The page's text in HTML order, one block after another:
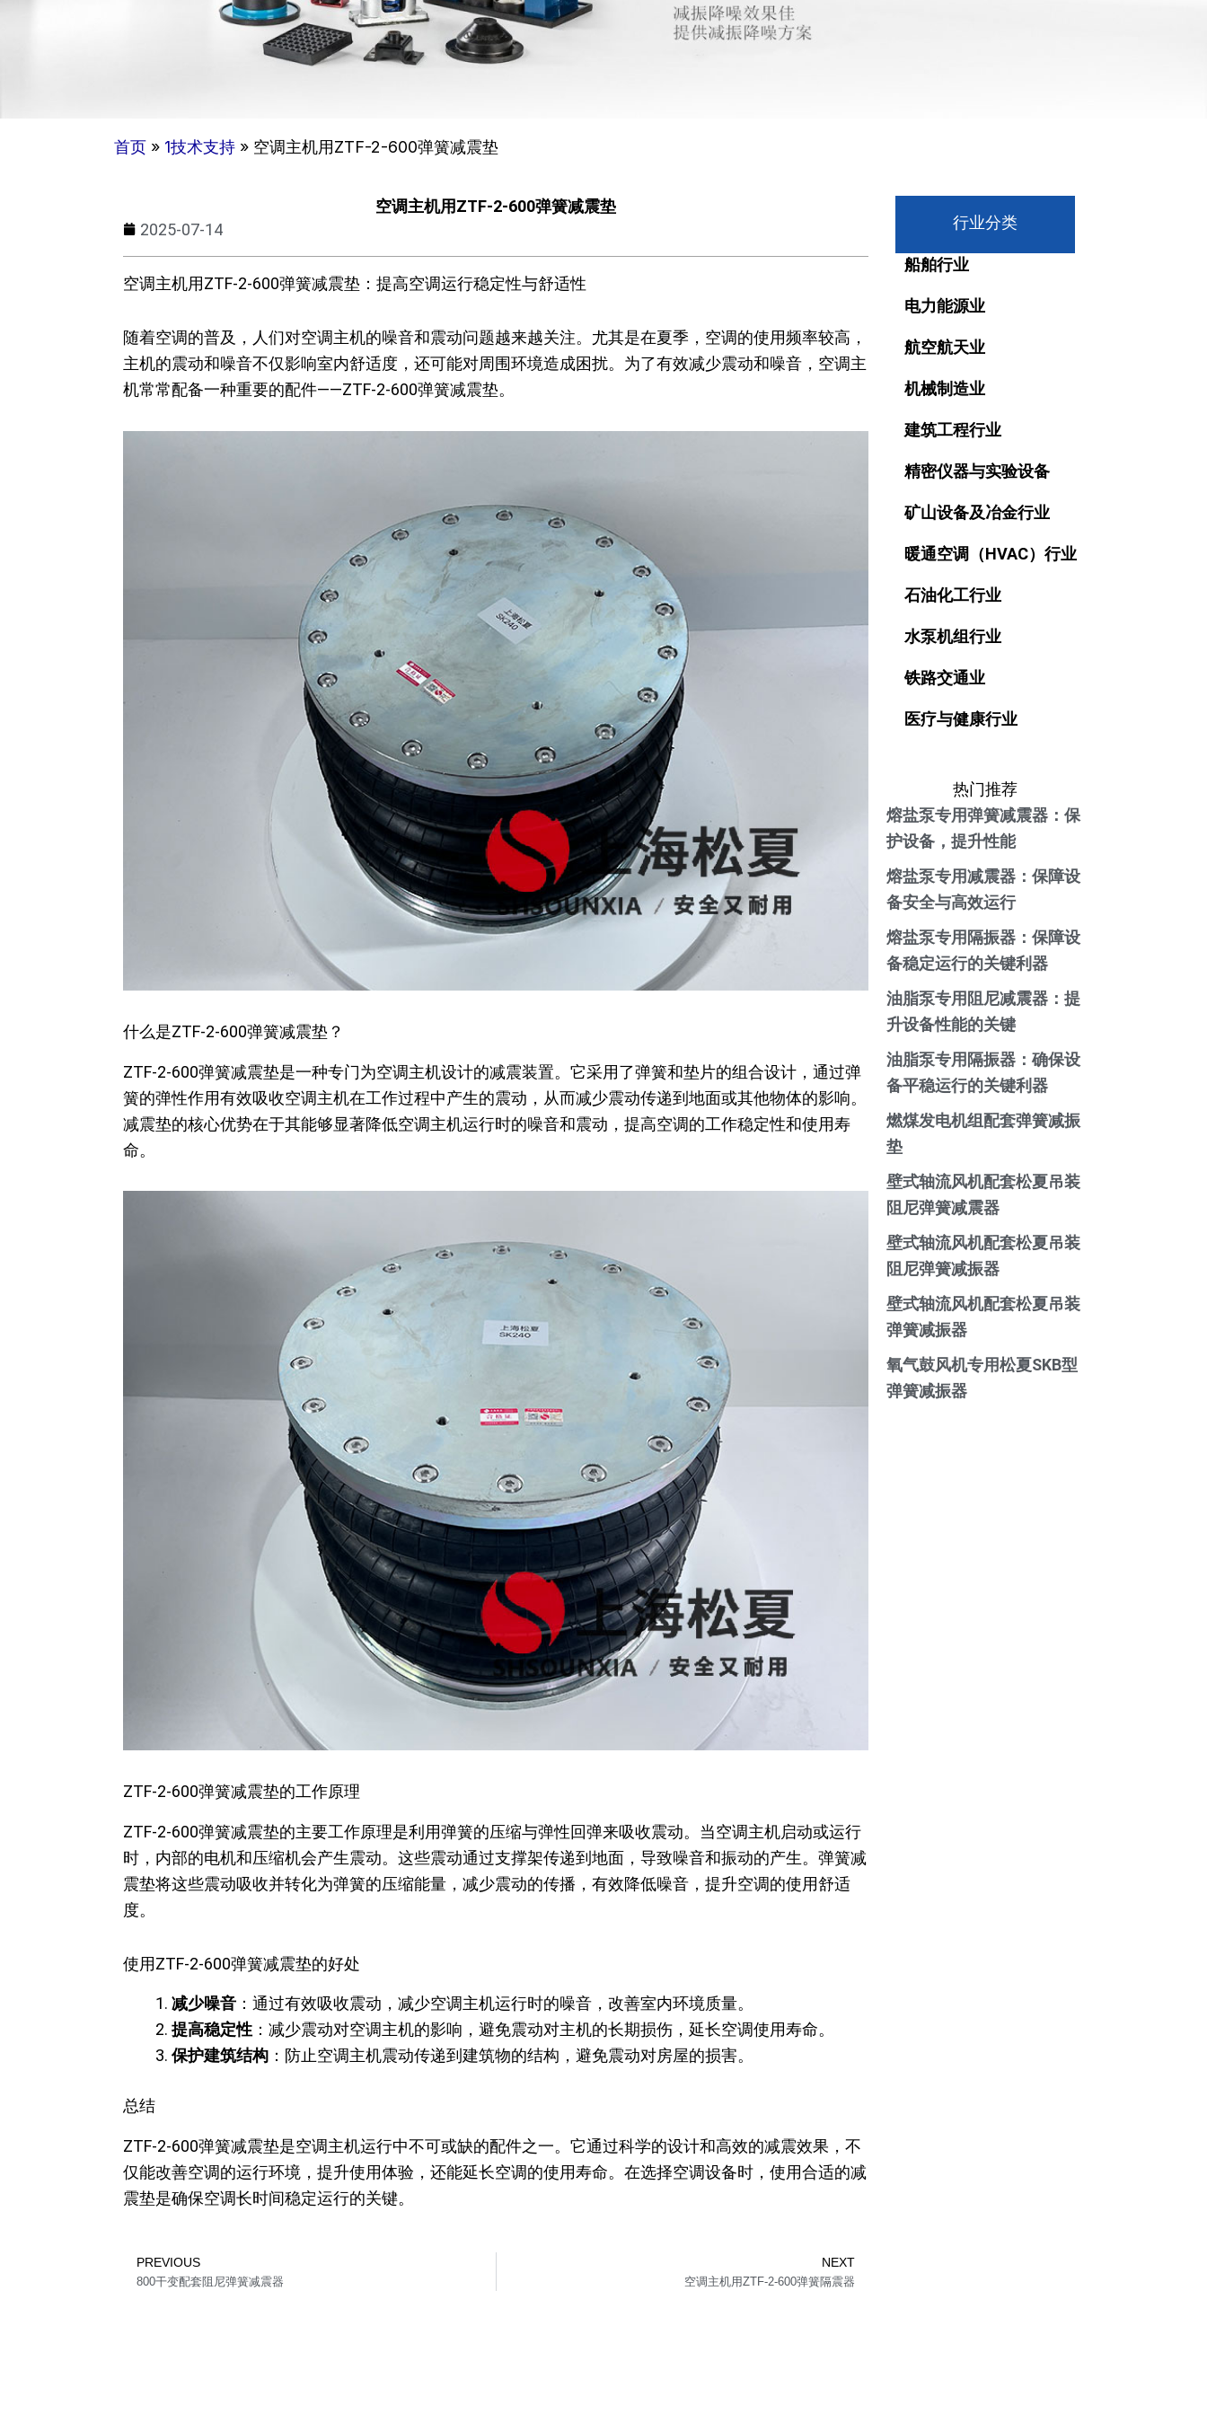
首页 » 1技术支持 » 空调主机用ZTF-2-600弹簧减震垫
空调主机用ZTF-2-600弹簧减震垫
2025-07-14
空调主机用ZTF-2-600弹簧减震垫：提高空调运行稳定性与舒适性
随着空调的普及，人们对空调主机的噪音和震动问题越来越关注。尤其是在夏季，空调的使用频率较高，
主机的震动和噪音不仅影响室内舒适度，还可能对周围环境造成困扰。为了有效减少震动和噪音，空调主
机常常配备一种重要的配件——ZTF-2-600弹簧减震垫。
什么是ZTF-2-600弹簧减震垫？
ZTF-2-600弹簧减震垫是一种专门为空调主机设计的减震装置。它采用了弹簧和垫片的组合设计，通过弹
簧的弹性作用有效吸收空调主机在工作过程中产生的震动，从而减少震动传递到地面或其他物体的影响。
减震垫的核心优势在于其能够显著降低空调主机运行时的噪音和震动，提高空调的工作稳定性和使用寿
命。
ZTF-2-600弹簧减震垫的工作原理
ZTF-2-600弹簧减震垫的主要工作原理是利用弹簧的压缩与弹性回弹来吸收震动。当空调主机启动或运行
时，内部的电机和压缩机会产生震动。这些震动通过支撑架传递到地面，导致噪音和振动的产生。弹簧减
震垫将这些震动吸收并转化为弹簧的压缩能量，减少震动的传播，有效降低噪音，提升空调的使用舒适
度。
使用ZTF-2-600弹簧减震垫的好处
减少噪音 ：通过有效吸收震动，减少空调主机运行时的噪音，改善室内环境质量。
提高稳定性 ：减少震动对空调主机的影响，避免震动对主机的长期损伤，延长空调使用寿命。
保护建筑结构 ：防止空调主机震动传递到建筑物的结构，避免震动对房屋的损害。
总结
ZTF-2-600弹簧减震垫是空调主机运行中不可或缺的配件之一。它通过科学的设计和高效的减震效果，不
仅能改善空调的运行环境，提升使用体验，还能延长空调的使用寿命。在选择空调设备时，使用合适的减
震垫是确保空调长时间稳定运行的关键。
Prev
PREVIOUS
800干变配套阻尼弹簧减震器
NEXT
空调主机用ZTF-2-600弹簧隔震器
行业分类
船舶行业
电力能源业
航空航天业
机械制造业
建筑工程行业
精密仪器与实验设备
矿山设备及冶金行业
暖通空调（HVAC）行业
石油化工行业
水泵机组行业
铁路交通业
医疗与健康行业
热门推荐
熔盐泵专用弹簧减震器：保
护设备，提升性能
熔盐泵专用减震器：保障设
备安全与高效运行
熔盐泵专用隔振器：保障设
备稳定运行的关键利器
油脂泵专用阻尼减震器：提
升设备性能的关键
油脂泵专用隔振器：确保设
备平稳运行的关键利器
燃煤发电机组配套弹簧减振
垫
壁式轴流风机配套松夏吊装
阻尼弹簧减震器
壁式轴流风机配套松夏吊装
阻尼弹簧减振器
壁式轴流风机配套松夏吊装
弹簧减振器
氧气鼓风机专用松夏SKB型
弹簧减振器